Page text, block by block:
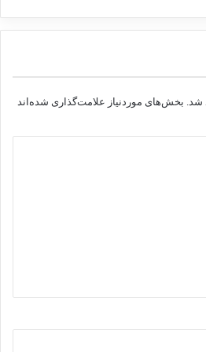
نشست حاضر شدند. وی در
هنوز قربانی تروریسم مورد حمایت
بشر است. رادیکالیزاسیون و
ترویج جهل در جوامع انسانی مختلف
کپی لینک
شد. بخش‌های موردنیاز علامت‌گذاری شده‌اند